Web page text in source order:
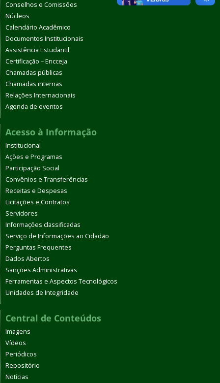
Conselhos e Comissões
Núcleos
Calendário Acadêmico
Documentos Institucionais
Assistência Estudantil
Certificação – Encceja
Chamadas públicas
Chamadas internas
Relações Internacionais
Agenda de eventos
Acesso à Informação
Institucional
Ações e Programas
Participação Social
Convênios e Transferências
Receitas e Despesas
Licitações e Contratos
Servidores
Informações classificadas
Serviço de Informações ao Cidadão
Perguntas Frequentes
Dados Abertos
Sanções Administrativas
Ferramentas e Aspectos Tecnológicos
Unidades de Integridade
Central de Conteúdos
Imagens
Vídeos
Periódicos
Repositório
Notícias